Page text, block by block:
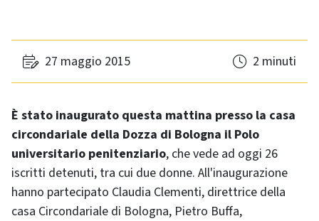
27 maggio 2015 2 minuti
È stato inaugurato questa mattina presso la casa
circondariale della Dozza di Bologna il Polo
universitario penitenziario, che vede ad oggi 26
iscritti detenuti, tra cui due donne. All'inaugurazione
hanno partecipato Claudia Clementi, direttrice della
casa Circondariale di Bologna, Pietro Buffa,